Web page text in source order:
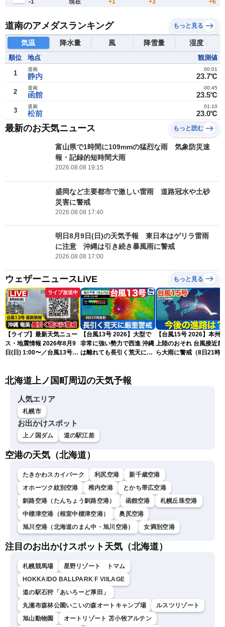
道南のアメダスランキング もっと見る
気温 降水量 風 降雪量 湿度
順位 地点 観測値
1 静内
道南
23.7℃
00:01
2 函館
道南
23.5℃
00:45
3 松前
道南
23.0℃
01:10
最新のお天気ニュース もっと読む
富山県で1時間に109mmの猛烈な雨 気象防災速
報・記録的短時間大雨
2026.08.08 19:15
盛岡など主要都市で激しい雷雨 道路冠水や土砂
災害に警戒
2026.08.08 17:40
明日8月9日(日)の天気予報 東日本はゲリラ雷雨
に注意 沖縄は引き続き暴風雨に警戒
2026.08.08 17:00
ウェザーニュースLiVE もっと見る
ライブ放送中
【ライブ】最新天気ニュー
ス・地震情報 2026年8月9
日(日) 1:00〜／台風13号・
LiVE〉
【台風13号 2026】大型で
非常に強い勢力で西進 沖縄
は離れても長引く荒天に厳
【台風15号 2026】本州
上陸のおそれ 台風接近前
ら大雨に警戒（8日21時
北海道上ノ国町周辺の天気予報
人気エリア
札幌市
お出かけスポット
上ノ国ダム 道の駅江差
空港の天気（北海道）
たきかわスカイパーク 利尻空港
新千歳空港
オホーツク紋別空港
稚内空港
とかち帯広空港
釧路空港（たんちょう釧路空港）
函館空港
札幌丘珠空港
中標津空港（根室中標津空港）
奥尻空港
旭川空港（北海道のまん中・旭川空港）
女満別空港
注目のお出かけスポット天気（北海道）
札幌競馬場
星野リゾート トマム
HOKKAIDO BALLPARK F VIILAGE
道の駅石狩「あいろーど厚田」
丸瀬布森林公園いこいの森オートキャンプ場
ルスツリゾート
旭山動物園
オートリゾート 苫小牧アルテン